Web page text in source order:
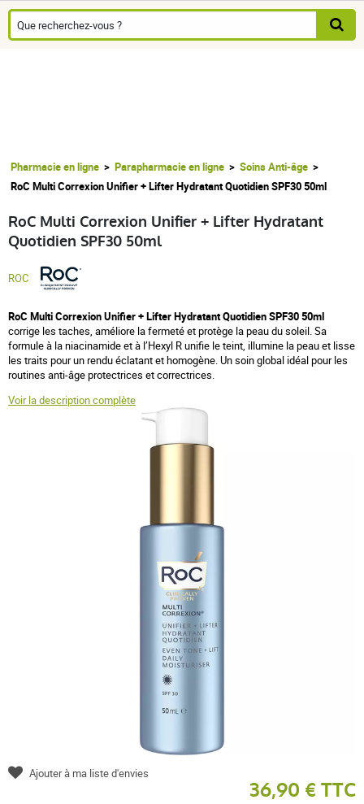
Pharmacie en ligne Parapharmacie en ligne
Soins Anti-âge
RoC Multi Correxion Unifier + Lifter Hydratant Quotidien SPF30 50ml
RoC Multi Correxion Unifier + Lifter Hydratant
Quotidien SPF30 50ml
ROC
RoC Multi Correxion Unifier + Lifter Hydratant Quotidien SPF30 50ml
corrige les taches, améliore la fermeté et protège la peau du soleil. Sa
formule à la niacinamide et à l’Hexyl R unifie le teint, illumine la peau et lisse
les traits pour un rendu éclatant et homogène. Un soin global idéal pour les
routines anti-âge protectrices et correctrices.
Voir la description complète
36,90 € TTC
Ajouter à ma liste d'envies